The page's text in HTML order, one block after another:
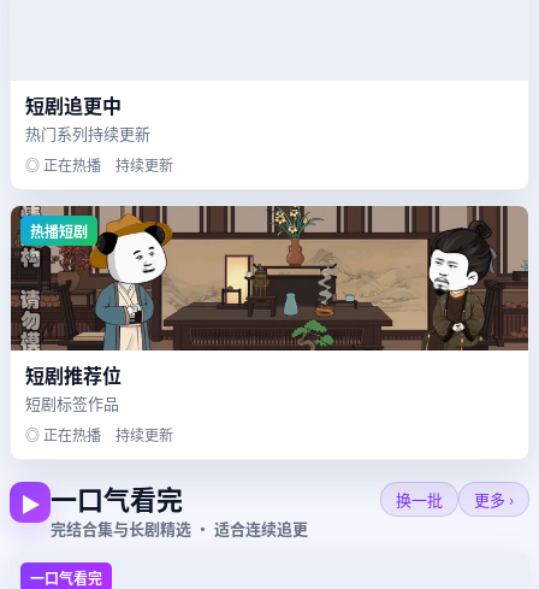
短剧追更中
热门系列持续更新
◎ 正在热播 持续更新
热播短剧
短剧推荐位
短剧标签作品
◎ 正在热播 持续更新
▶ 一口气看完
完结合集与长剧精选 · 适合连续追更
换一批 更多 ›
一口气看完